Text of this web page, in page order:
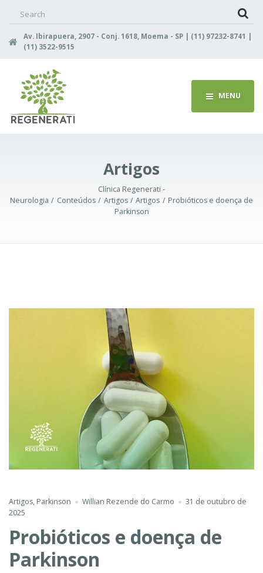
Av. Ibirapuera, 2907 - Conj. 1618, Moema - SP | (11) 97232-8741 |
(11) 3522-9515
MENU
Artigos
Clínica Regenerati -
Neurologia
Conteúdos Artigos Artigos
Probióticos e doença de
Parkinson
Artigos, Parkinson Willian Rezende do Carmo
31 de outubro de
2025
Probióticos e doença de
Parkinson